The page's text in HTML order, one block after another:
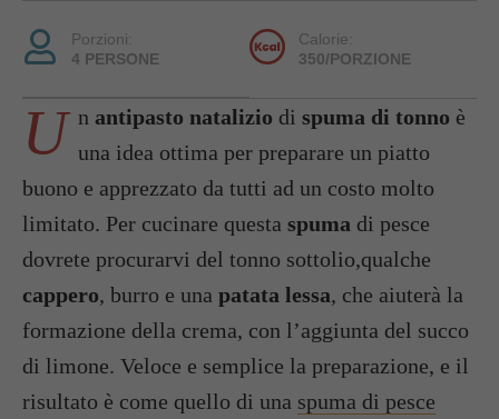
Porzioni:
4 PERSONE
Calorie:
350/PORZIONE
U n antipasto natalizio di spuma di tonno è
una idea ottima per preparare un piatto
buono e apprezzato da tutti ad un costo molto
limitato. Per cucinare questa spuma di pesce
dovrete procurarvi del tonno sottolio,qualche
cappero, burro e una patata lessa, che aiuterà la
formazione della crema, con l’aggiunta del succo
di limone. Veloce e semplice la preparazione, e il
risultato è come quello di una spuma di pesce